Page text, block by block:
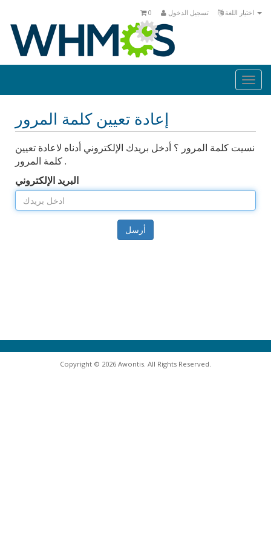
تسجيل الدخول 0
إعادة تعيين كلمة المرور
نسيت كلمة المرور ؟ أدخل بريدك الإلكتروني أدناه لاعادة تعيين
كلمة المرور .
البريد الإلكتروني
أرسل
Copyright © 2026 Awontis. All Rights Reserved.